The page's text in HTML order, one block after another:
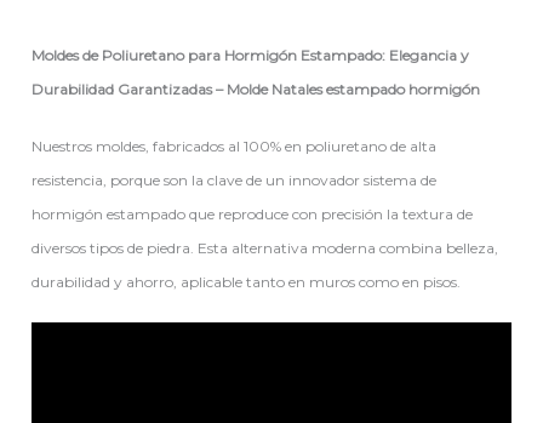
Moldes de Poliuretano para Hormigón Estampado: Elegancia y
Durabilidad Garantizadas – Molde Natales estampado hormigón
Nuestros moldes, fabricados al 100% en poliuretano de alta
resistencia, porque son la clave de un innovador sistema de
hormigón estampado que reproduce con precisión la textura de
diversos tipos de piedra. Esta alternativa moderna combina belleza,
durabilidad y ahorro, aplicable tanto en muros como en pisos.